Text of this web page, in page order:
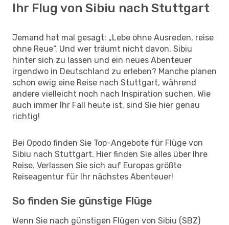
Ihr Flug von Sibiu nach Stuttgart
Jemand hat mal gesagt: „Lebe ohne Ausreden, reise
ohne Reue“. Und wer träumt nicht davon, Sibiu
hinter sich zu lassen und ein neues Abenteuer
irgendwo in Deutschland zu erleben? Manche planen
schon ewig eine Reise nach Stuttgart, während
andere vielleicht noch nach Inspiration suchen. Wie
auch immer Ihr Fall heute ist, sind Sie hier genau
richtig!
Bei Opodo finden Sie Top-Angebote für Flüge von
Sibiu nach Stuttgart. Hier finden Sie alles über Ihre
Reise. Verlassen Sie sich auf Europas größte
Reiseagentur für Ihr nächstes Abenteuer!
So finden Sie günstige Flüge
Wenn Sie nach günstigen Flügen von Sibiu (SBZ)